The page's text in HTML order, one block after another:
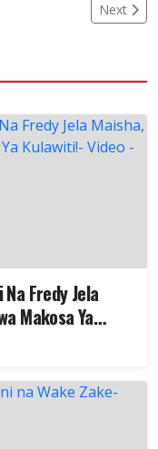
Next
Fredy Jela
Makosa Ya